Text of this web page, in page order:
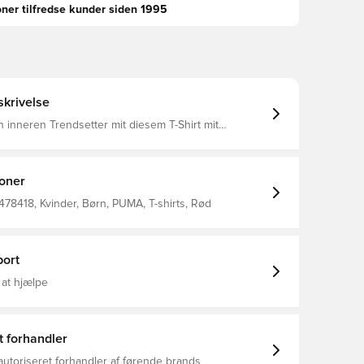
tilfredse kunder siden 1995
inneren Trendsetter mit diesem T-Shirt mit
Regular Fit Single Jersey
Rundhalsausschnitt Kurze Ärmel PUMA
PUMA Teenager: Empfohlen für ältere Kinder
Kvinder, Børn, PUMA, T-shirts, Rød
at hjælpe
forhandler
forhandler af førende brands